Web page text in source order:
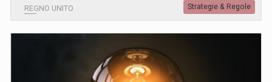
REGNO UNITO Strategie & Regole